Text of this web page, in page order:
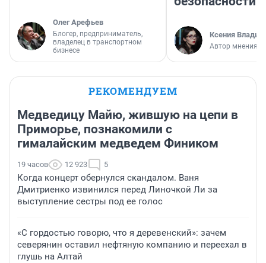
Олег Арефьев
Блогер, предприниматель,
владелец в транспортном
бизнесе
Ксения
Автор мнения
РЕКОМЕНДУЕМ
Медведицу Майю, жившую на цепи в
Приморье, познакомили с
гималайским медведем Фиником
19 часов 12 923 5
Когда концерт обернулся скандалом. Ваня
Дмитриенко извинился перед Линочкой Ли за
выступление сестры под ее голос
«С гордостью говорю, что я деревенский»: зачем
северянин оставил нефтяную компанию и переехал в
глушь на Алтай